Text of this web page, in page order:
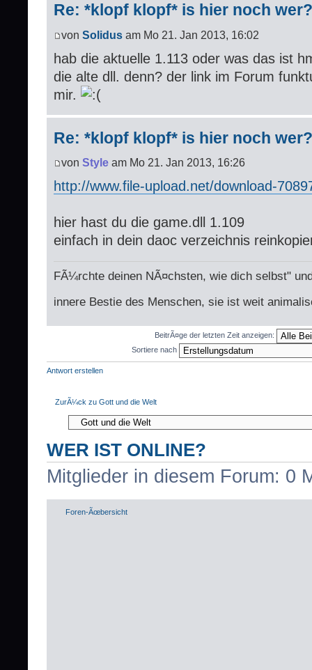
Re: *klopf klopf* is hier noch wer?
von Solidus am Mo 21. Jan 2013, 16:02
hab die aktuelle 1.113 oder was das ist
die alte dll. denn? der link im Forum
mir.
Re: *klopf klopf* is hier noch wer?
von Style am Mo 21. Jan 2013, 16:26
http://www.file-upload.net/download-
hier hast du die game.dll 1.109
einfach in dein daoc verzeichnis
FÃ¼rchte deinen NÃ¤chsten, wie dich selbst"
innere Bestie des Menschen, sie ist weit
BeitrÃ¤ge der letzten Zeit anzeigen:
Sortiere nach
Antwort erstellen
ZurÃ¼ck zu Gott und die Welt
WER IST ONLINE?
Mitglieder in diesem Forum: 0
Foren-Ãœbersicht